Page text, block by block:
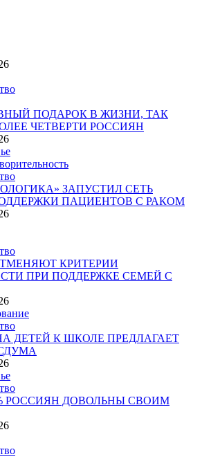
ПОДАРОК В ЖИЗНИ, ТАК
ЧЕТВЕРТИ РОССИЯН
ЗАПУСТИЛ СЕТЬ
ПАЦИЕНТОВ С РАКОМ
КРИТЕРИИ
ПРИ ПОДДЕРЖКЕ СЕМЕЙ С
ДЕТЕЙ К ШКОЛЕ ПРЕДЛАГАЕТ
РОССИЯН ДОВОЛЬНЫ СВОИМ